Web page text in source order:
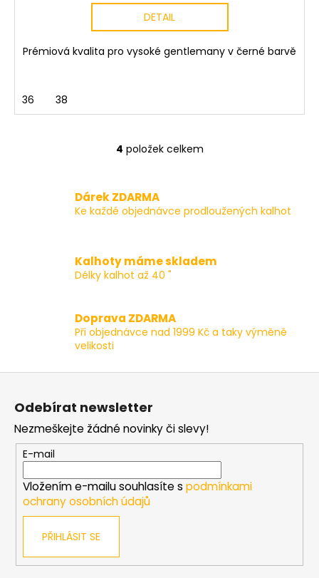
DETAIL
Prémiová kvalita pro vysoké gentlemany v černé barvě
36 38
O
á
d
í
p
v
k
ý
s
u
4 položek celkem
Dárek ZDARMA
Ke každé objednávce prodloužených kalhot
Kalhoty máme skladem
Délky kalhot až 40 "
Doprava ZDARMA
Při objednávce nad 1999 Kč a taky výměně
velikosti
Odebírat newsletter
Nezmeškejte žádné novinky či slevy!
E-mail
Vložením e-mailu souhlasíte s podmínkami
ochrany osobních údajů
PŘIHLÁSIT SE